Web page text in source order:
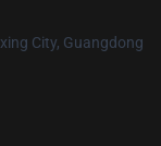
City, Guangdong